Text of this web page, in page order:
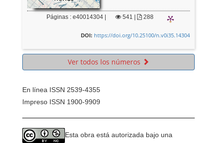
Páginas : e40014304 | 541 288
DOI: https://doi.org/10.25100/n.v0i35.14304
Ver todos los números
En línea ISSN 2539-4355
Impreso ISSN 1900-9909
Esta obra está autorizada bajo una